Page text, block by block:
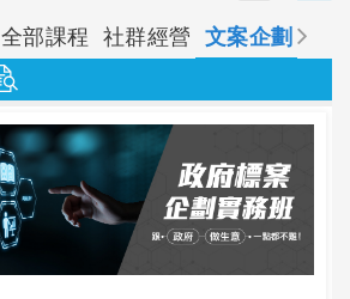
全部課程 社群經營 文案企劃 品